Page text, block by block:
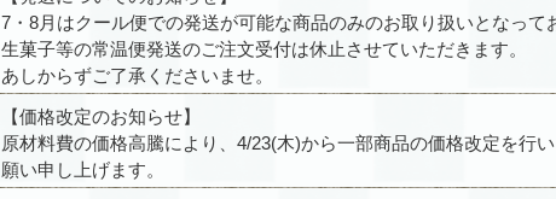
7・8月はクール便での発送が可能な商品のみのお取り扱いとなって
生菓子等の常温便発送のご注文受付は休止させていただきます。
あしからずご了承くださいませ。
【価格改定のお知らせ】
原材料費の価格高騰により、4/23(木)から一部商品の価格改定を行
願い申し上げます。